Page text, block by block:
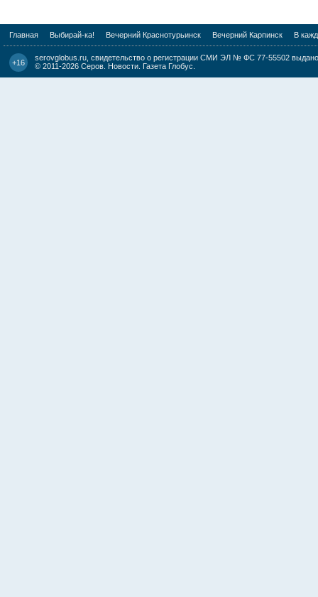
Главная Выбирай-ка! Вечерний Краснотурьинск Вечерний Карпинск В
+16
serovglobus.ru, свидетельство о регистрации СМИ ЭЛ № ФС 77-55502
© 2011-2026 Серов. Новости. Газета Глобус